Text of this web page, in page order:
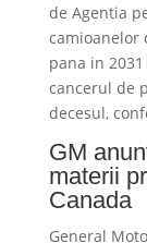
de Agentia
camioanelor
pana in
cancerul de
decesul,
GM
materii
Canada
General